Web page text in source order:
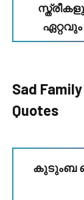
Sad
Quotes
കുടുംബ